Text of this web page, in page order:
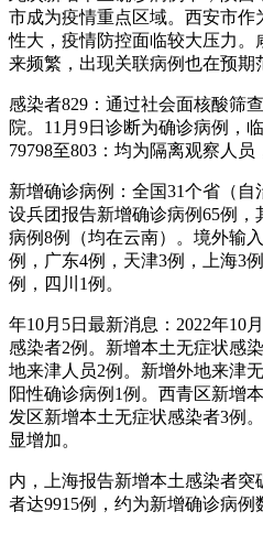
市成为疫情重点区域。西安市
性大，疫情防控面临较大压力
来频繁，出现关联病例也在预期
感染者829：通过社会面核酸筛
院。11月9日诊断为确诊病例，
79798至803：均为隔离观察人员
新增确诊病例：全国31个省（
设兵团报告新增确诊病例65例，
病例8例（均在云南）。境外输
例，广东4例，天津3例，上海3
例，四川1例。
年10月5日最新消息：2022年10
感染者2例。新增本土无症状感
地来津人员2例。新增外地来津
阳性确诊病例1例。西青区新增
发区新增本土无症状感染者3例
显增加。
内，上海报告新增本土感染者突
者达9915例，约为新增确诊病例